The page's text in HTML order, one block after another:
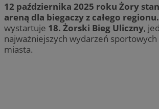
12 października 2025 roku Żory
areną dla biegaczy z całego regionu.
wystartuje 18. Żorski Bieg Uliczny,
najważniejszych wydarzeń
miasta.